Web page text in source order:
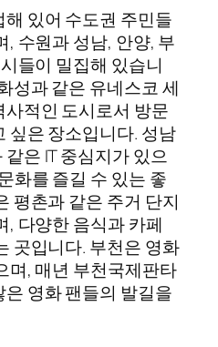
있어 수도권 주민들
, 수원과 성남, 안양, 부
들이 밀집해 있습니
성과 같은 유네스코 세
적인 도시로서 방문
싶은 장소입니다. 성남
은 IT 중심지가 있으
화를 즐길 수 있는 좋
평촌과 같은 주거 단지
, 다양한 음식과 카페
곳입니다. 부천은 영화
며, 매년 부천국제판타
영화 팬들의 발길을